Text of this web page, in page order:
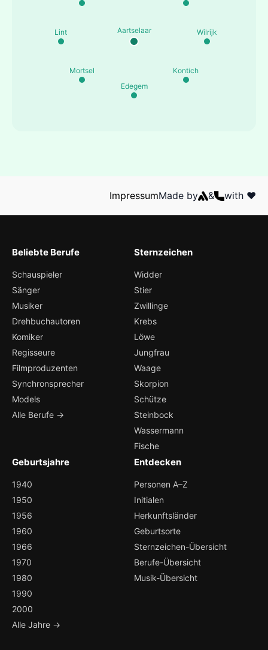
Aartselaar Wilrijk
Kontich
Edegem
Mortsel
Lint
ImpressumMade by & with ❤️
Beliebte Berufe
Schauspieler
Sänger
Musiker
Drehbuchautoren
Komiker
Regisseure
Filmproduzenten
Synchronsprecher
Models
Alle Berufe →
Sternzeichen
Widder
Stier
Zwillinge
Krebs
Löwe
Jungfrau
Waage
Skorpion
Schütze
Steinbock
Wassermann
Fische
Geburtsjahre
1940
1950
1956
1960
1966
1970
1980
1990
2000
Alle Jahre →
Entdecken
Personen A–Z
Initialen
Herkunftsländer
Geburtsorte
Sternzeichen-Übersicht
Berufe-Übersicht
Musik-Übersicht